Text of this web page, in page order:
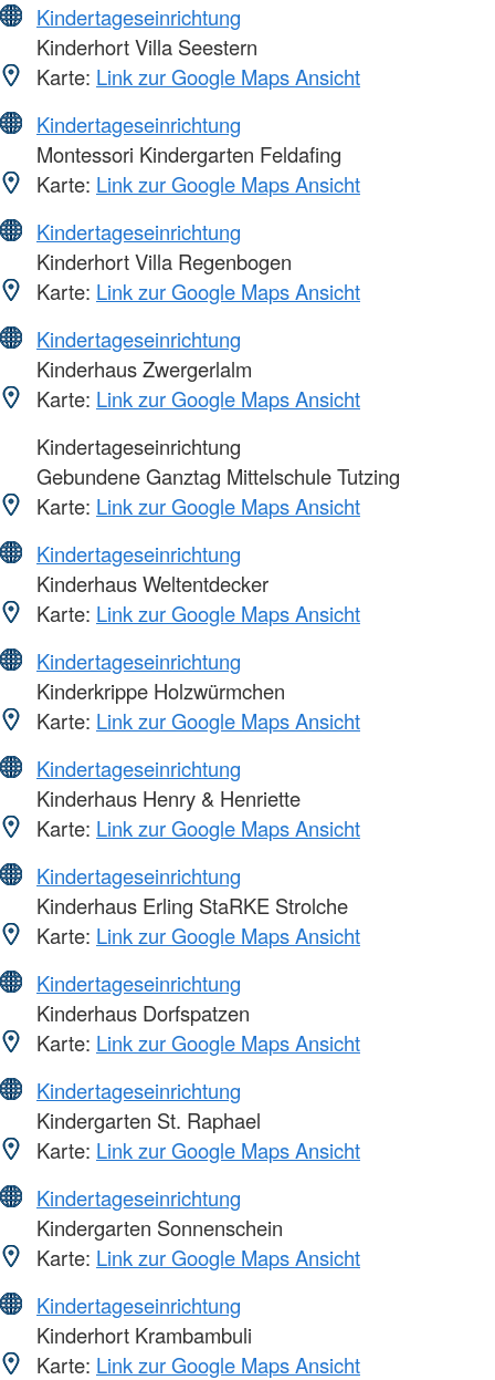
Kindertageseinrichtung
Kinderhort Villa Seestern
Karte: Link zur Google Maps Ansicht
Kindertageseinrichtung
Montessori Kindergarten Feldafing
Karte: Link zur Google Maps Ansicht
Kindertageseinrichtung
Kinderhort Villa Regenbogen
Karte: Link zur Google Maps Ansicht
Kindertageseinrichtung
Kinderhaus Zwergerlalm
Karte: Link zur Google Maps Ansicht
Kindertageseinrichtung
Gebundene Ganztag Mittelschule Tutzing
Karte: Link zur Google Maps Ansicht
Kindertageseinrichtung
Kinderhaus Weltentdecker
Karte: Link zur Google Maps Ansicht
Kindertageseinrichtung
Kinderkrippe Holzwürmchen
Karte: Link zur Google Maps Ansicht
Kindertageseinrichtung
Kinderhaus Henry & Henriette
Karte: Link zur Google Maps Ansicht
Kindertageseinrichtung
Kinderhaus Erling StaRKE Strolche
Karte: Link zur Google Maps Ansicht
Kindertageseinrichtung
Kinderhaus Dorfspatzen
Karte: Link zur Google Maps Ansicht
Kindertageseinrichtung
Kindergarten St. Raphael
Karte: Link zur Google Maps Ansicht
Kindertageseinrichtung
Kindergarten Sonnenschein
Karte: Link zur Google Maps Ansicht
Kindertageseinrichtung
Kinderhort Krambambuli
Karte: Link zur Google Maps Ansicht